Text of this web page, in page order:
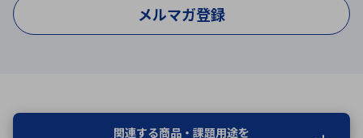
メルマガ登録
関連する商品・課題用途を